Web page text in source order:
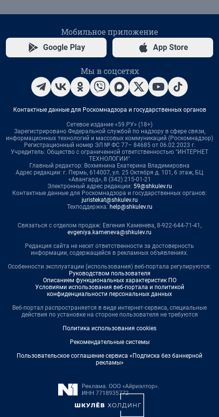
Мобильное приложение
Google Play App Store
Мы в соцсетях
Контактные данные для Роскомнадзора и государственных органов
Сетевое издание «59.РУ» (18+)
Зарегистрировано Федеральной службой по надзору в сфере связи,
информационных технологий и массовых коммуникаций (Роскомнадзор)
Регистрационный номер ЭЛ № ФС 77– 84685 от 06.02.2023 г.
Учредитель: Общество с ограниченной ответственностью "ИНТЕРНЕТ
ТЕХНОЛОГИИ"
Главный редактор: Вохмянина Екатерина Владимировна
Адрес редакции: г. Пермь, 614007, ул. 25 Октября д. 101, 6 этаж, БЦ
«Авангард», 8 (342) 215-01-21
Электронный адрес редакции: 59@shkulev.ru
Контактные данные для Роскомнадзора и государственных органов:
juristekat@shkulev.ru
Техподдержка: help@shkulev.ru
Связаться с отделом продаж: Евгения Каменева, 8-922-644-71-41,
evgeniya.kameneva@shkulev.ru
Редакция сайта не несет ответственности за достоверность
информации, содержащейся в рекламных объявлениях.
Особенности эксплуатации (использования) веб-портала регулируются:
Руководством пользователя
Описанием функциональных характеристик ПО
Условиями использования веб-портала и политикой
конфиденциальности персональных данных
Веб-портал распространяется в виде интернет-сервиса, специальные
действия по установке на стороне пользователя не требуются
Политика использования cookies
Рекомендательные системы
Пользовательское соглашение сервиса «Подписка без баннерной
рекламы»